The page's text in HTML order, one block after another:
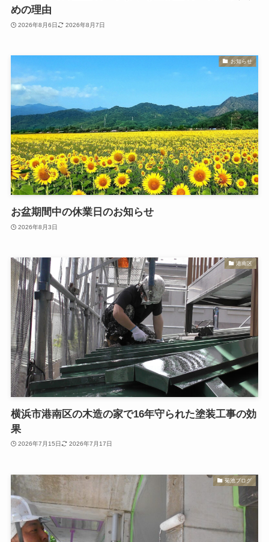
めの理由
2026年8月6日 2026年8月7日
お知らせ
お盆期間中の休業日のお知らせ
2026年8月3日
港南区
横浜市港南区の木造の家で16年守られた塗装工事の効
果
2026年7月15日 2026年7月17日
菊池ブログ